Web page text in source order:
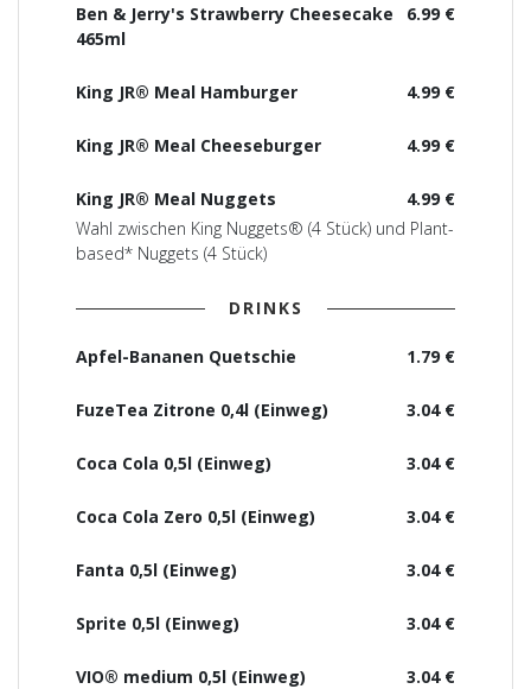
6.99 €
Ben & Jerry's Strawberry Cheesecake
465ml
4.99 €
King JR® Meal Hamburger
4.99 €
King JR® Meal Cheeseburger
4.99 €
King JR® Meal Nuggets
Wahl zwischen King Nuggets® (4 Stück) und Plant-
based* Nuggets (4 Stück)
DRINKS
1.79 €
Apfel-Bananen Quetschie
3.04 €
FuzeTea Zitrone 0,4l (Einweg)
3.04 €
Coca Cola 0,5l (Einweg)
3.04 €
Coca Cola Zero 0,5l (Einweg)
3.04 €
Fanta 0,5l (Einweg)
3.04 €
Sprite 0,5l (Einweg)
3.04 €
VIO® medium 0,5l (Einweg)